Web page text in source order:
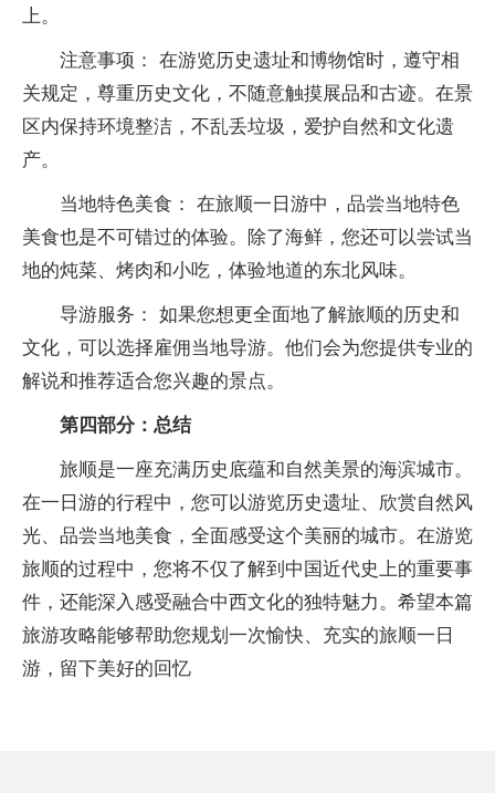
上。
注意事项： 在游览历史遗址和博物馆时，遵守相
关规定，尊重历史文化，不随意触摸展品和古迹。在景
区内保持环境整洁，不乱丢垃圾，爱护自然和文化遗
产。
当地特色美食： 在旅顺一日游中，品尝当地特色
美食也是不可错过的体验。除了海鲜，您还可以尝试当
地的炖菜、烤肉和小吃，体验地道的东北风味。
导游服务： 如果您想更全面地了解旅顺的历史和
文化，可以选择雇佣当地导游。他们会为您提供专业的
解说和推荐适合您兴趣的景点。
第四部分：总结
旅顺是一座充满历史底蕴和自然美景的海滨城市。
在一日游的行程中，您可以游览历史遗址、欣赏自然风
光、品尝当地美食，全面感受这个美丽的城市。在游览
旅顺的过程中，您将不仅了解到中国近代史上的重要事
件，还能深入感受融合中西文化的独特魅力。希望本篇
旅游攻略能够帮助您规划一次愉快、充实的旅顺一日
游，留下美好的回忆